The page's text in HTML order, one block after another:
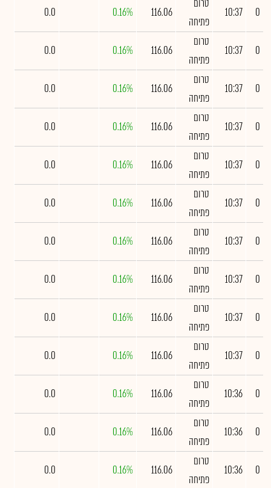
0
10:37
טרום
פתיחה
116.06
0.16%
0.0
0
10:37
טרום
פתיחה
116.06
0.16%
0.0
0
10:37
טרום
פתיחה
116.06
0.16%
0.0
0
10:37
טרום
פתיחה
116.06
0.16%
0.0
0
10:37
טרום
פתיחה
116.06
0.16%
0.0
0
10:37
טרום
פתיחה
116.06
0.16%
0.0
0
10:37
טרום
פתיחה
116.06
0.16%
0.0
0
10:37
טרום
פתיחה
116.06
0.16%
0.0
0
10:37
טרום
פתיחה
116.06
0.16%
0.0
0
10:37
טרום
פתיחה
116.06
0.16%
0.0
0
10:36
טרום
פתיחה
116.06
0.16%
0.0
0
10:36
טרום
פתיחה
116.06
0.16%
0.0
0
10:36
טרום
פתיחה
116.06
0.16%
0.0